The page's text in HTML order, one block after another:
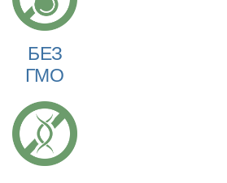
БЕЗ
ГМО